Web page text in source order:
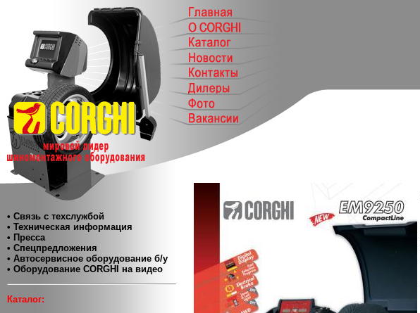
• Связь с техслужбой
• Техническая информация
• Пресса
• Спецпредложения
• Автосервисное оборудование б/у
• Оборудование CORGHI на видео
Каталог: